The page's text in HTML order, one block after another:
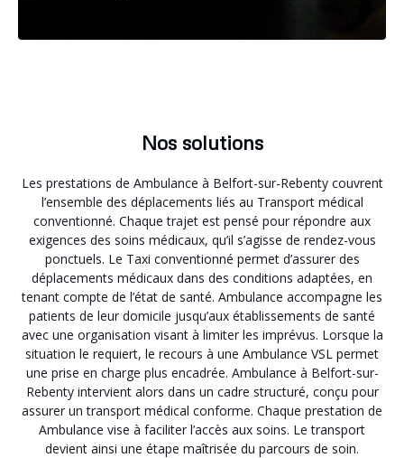
Nos solutions
Les prestations de Ambulance à Belfort-sur-Rebenty couvrent
l’ensemble des déplacements liés au Transport médical
conventionné. Chaque trajet est pensé pour répondre aux
exigences des soins médicaux, qu’il s’agisse de rendez-vous
ponctuels. Le Taxi conventionné permet d’assurer des
déplacements médicaux dans des conditions adaptées, en
tenant compte de l’état de santé. Ambulance accompagne les
patients de leur domicile jusqu’aux établissements de santé
avec une organisation visant à limiter les imprévus. Lorsque la
situation le requiert, le recours à une Ambulance VSL permet
une prise en charge plus encadrée. Ambulance à Belfort-sur-
Rebenty intervient alors dans un cadre structuré, conçu pour
assurer un transport médical conforme. Chaque prestation de
Ambulance vise à faciliter l’accès aux soins. Le transport
devient ainsi une étape maîtrisée du parcours de soin.